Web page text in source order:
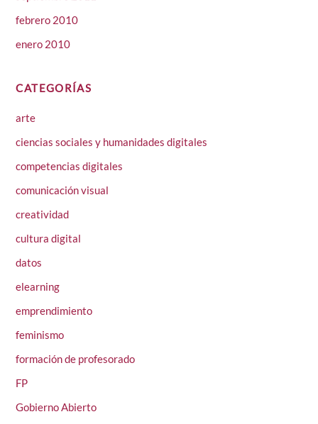
febrero 2010
enero 2010
CATEGORÍAS
arte
ciencias sociales y humanidades digitales
competencias digitales
comunicación visual
creatividad
cultura digital
datos
elearning
emprendimiento
feminismo
formación de profesorado
FP
Gobierno Abierto